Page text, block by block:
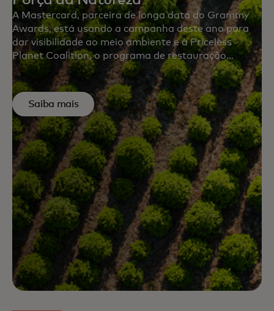
A Mastercard, parceira de longa data do Grammy
Awards, está usando a campanha deste ano para
dar visibilidade ao meio ambiente e à Priceless
Planet Coalition, o programa de restauração
florestal com o objetivo de restaurar 100 milhões de
árvores. Os parceiros da Mastercard, Lyft e
SiriusXM, também estão se unindo à missão,
incentivando os consumidores a participar.
Saiba mais